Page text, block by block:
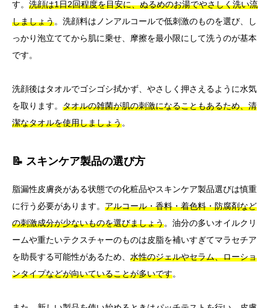
す。 洗顔は1日2回程度を目安に、ぬるめのお湯でやさしく洗い流
しましょう。洗顔料はノンアルコールで低刺激のものを選び、し
っかり泡立ててから肌に乗せ、摩擦を最小限にして洗うのが基本
です。
洗顔後はタオルでゴシゴシ拭かず、やさしく押さえるように水気
を取ります。 タオルの雑菌が肌の刺激になることもあるため、清
潔なタオルを使用しましょう。
📝 スキンケア製品の選び方
脂漏性皮膚炎がある状態での化粧品やスキンケア製品選びは慎重
に行う必要があります。 アルコール・香料・着色料・防腐剤など
の刺激成分が少ないものを選びましょう。油分の多いオイルクリ
ームや重たいテクスチャーのものは皮脂を補いすぎてマラセチア
を助長する可能性があるため、 水性のジェルやセラム、ローショ
ンタイプなどが向いていることが多いです。